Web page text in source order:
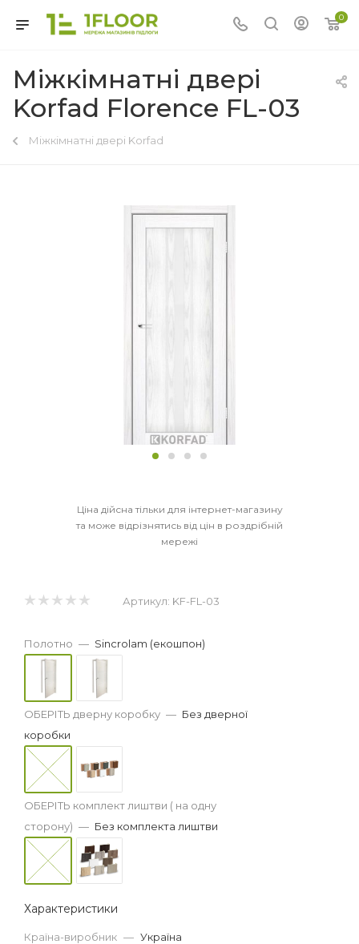
0
Міжкімнатні двері
Korfad Florence FL-03
Міжкімнатні двері Korfad
Ціна дійсна тільки для інтернет-магазину
та може відрізнятись від цін в роздрібній
мережі
Артикул: KF-FL-03
Полотно — Sincrolam (екошпон)
ОБЕРІТЬ дверну коробку — Без дверної
коробки
ОБЕРІТЬ комплект лиштви ( на одну
сторону) — Без комплекта лиштви
Характеристики
Країна-виробник — Україна